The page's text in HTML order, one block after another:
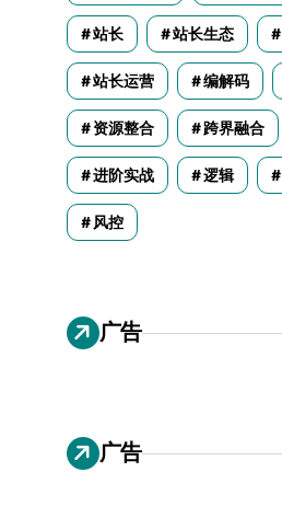
站长 站长生态
站长运营 编解码
资源整合 跨界融合
进阶实战 逻辑
风控
广告
广告